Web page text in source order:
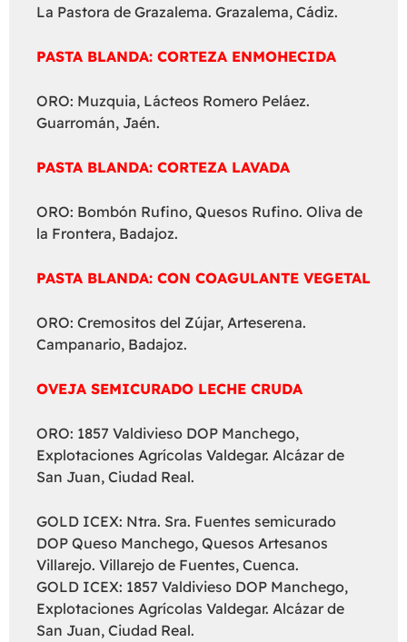
La Pastora de Grazalema. Grazalema, Cádiz.
PASTA BLANDA: CORTEZA ENMOHECIDA
ORO: Muzquia, Lácteos Romero Peláez.
Guarromán, Jaén.
PASTA BLANDA: CORTEZA LAVADA
ORO: Bombón Rufino, Quesos Rufino. Oliva de
la Frontera, Badajoz.
PASTA BLANDA: CON COAGULANTE VEGETAL
ORO: Cremositos del Zújar, Arteserena.
Campanario, Badajoz.
OVEJA SEMICURADO LECHE CRUDA
ORO: 1857 Valdivieso DOP Manchego,
Explotaciones Agrícolas Valdegar. Alcázar de
San Juan, Ciudad Real.
GOLD ICEX: Ntra. Sra. Fuentes semicurado
DOP Queso Manchego, Quesos Artesanos
Villarejo. Villarejo de Fuentes, Cuenca.
GOLD ICEX: 1857 Valdivieso DOP Manchego,
Explotaciones Agrícolas Valdegar. Alcázar de
San Juan, Ciudad Real.